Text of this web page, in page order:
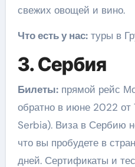
свежих овощей и вино.
Что есть у нас:туры в
3. Сербия
Билеты:прямой рейс
обратно в июне 2022
Serbia). Виза в Сербию
что вы пробудете в
дней. Сертификаты и